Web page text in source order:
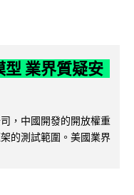
型 業界質疑安
，中國開發的開放權重
的測試範圍。美國業界